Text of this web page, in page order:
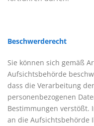
Beschwerderecht
Sie können sich gemäß
Aufsichtsbehörde
dass die Verarbeitung
personenbezogenen
Bestimmungen verstößt.
an die Aufsichtsbehörde